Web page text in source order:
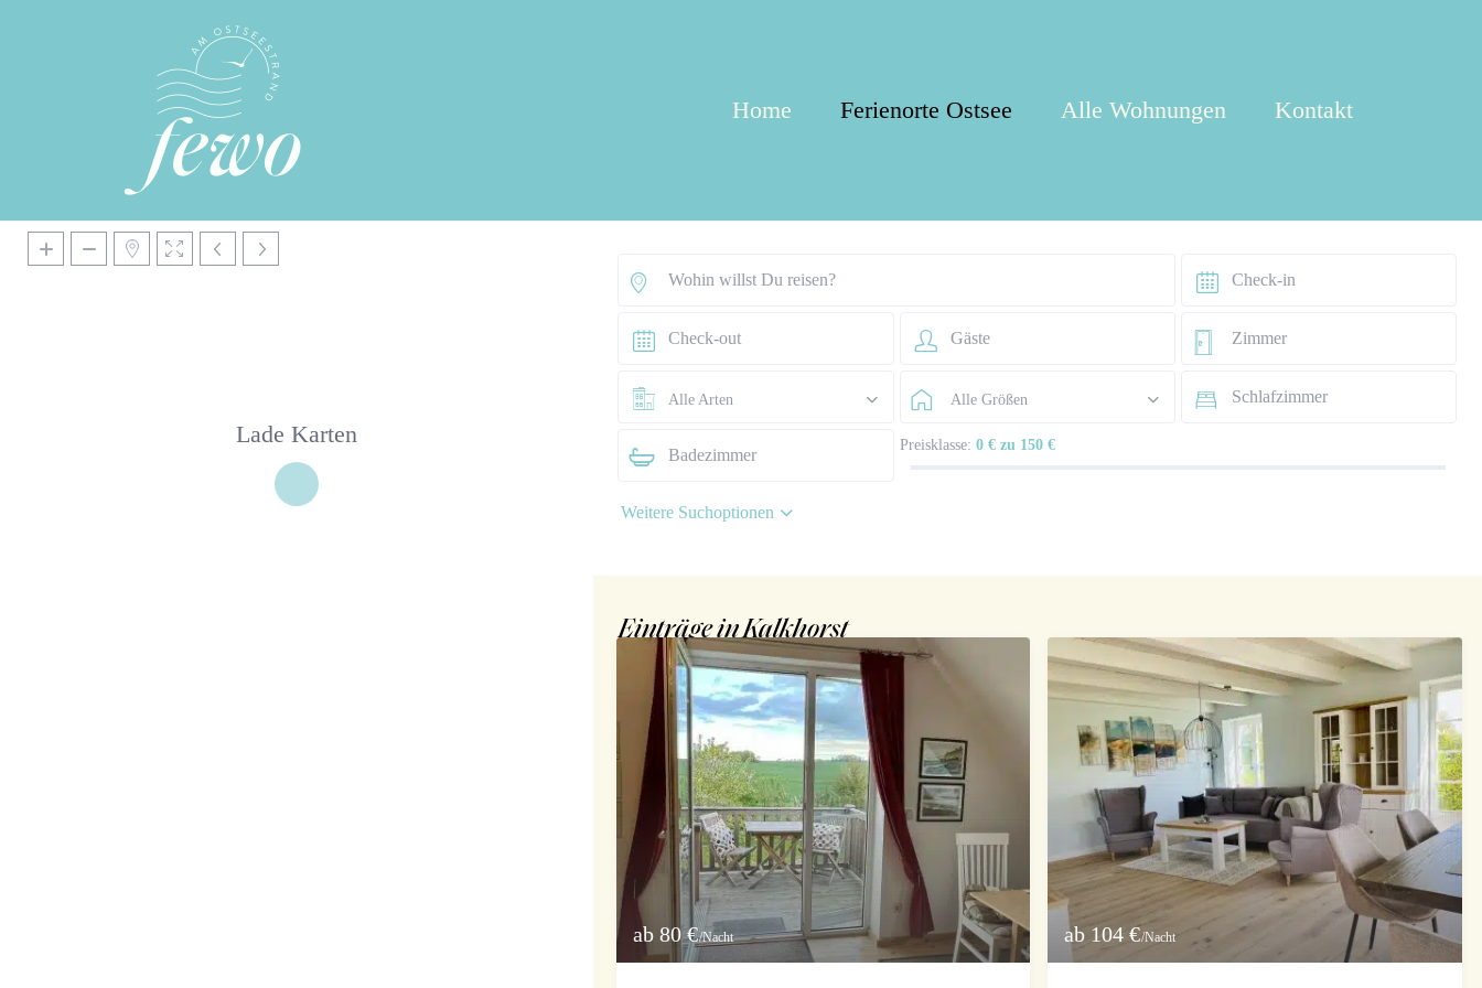
Home Ferienorte Ostsee Alle Wohnungen Kontakt
Lade Karten
Alle Arten Alle Größen
Preisklasse: 0 € zu 150 €
Weitere Suchoptionen
Einträge in Kalkhorst
ab 80 €/Nacht ab 104 €/Nacht